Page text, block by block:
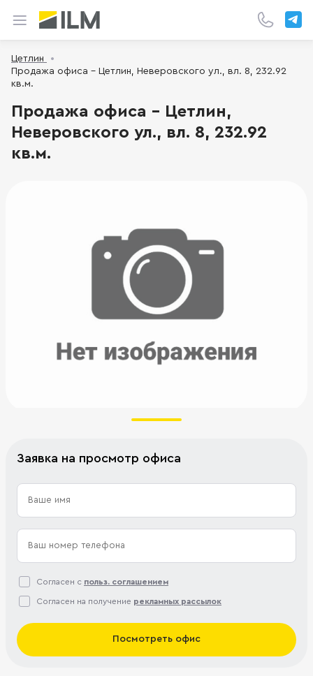
Цетлин
Продажа офиса - Цетлин, Неверовского ул., вл. 8, 232.92
кв.м.
Продажа офиса - Цетлин,
Неверовского ул., вл. 8, 232.92
кв.м.
Заявка на просмотр офиса
Согласен с польз. соглашением
Согласен на получение рекламных рассылок
Посмотреть офис